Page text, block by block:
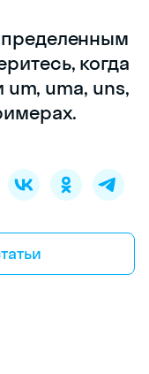
когда
um, uma, uns,